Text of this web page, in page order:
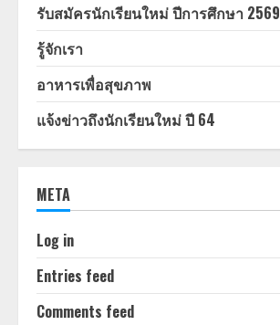
รับสมัครนักเรียนใหม่ ปีการศึกษา 2569
รู้จักเรา
อาหารเพื่อสุขภาพ
แจ้งข่าวถึงนักเรียนใหม่ ปี 64
META
Log in
Entries feed
Comments feed